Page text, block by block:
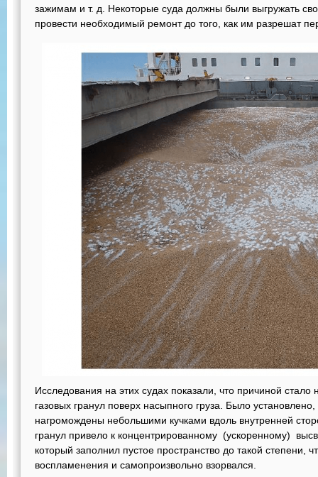
зажимам и т. д. Некоторые суда должны были выгружать
провести необходимый ремонт до того, как им разрешат
Исследования на этих судах показали, что причиной
газовых гранул поверх насыпного груза. Было
нагромождены небольшими кучками вдоль внутренней
гранул привело к концентрированному (ускоренному)
который заполнил пустое пространство до такой степени,
воспламенения и самопроизвольно взорвался.